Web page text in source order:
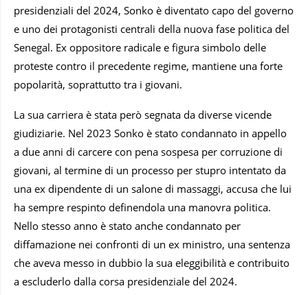
presidenziali del 2024, Sonko è diventato capo del governo
e uno dei protagonisti centrali della nuova fase politica del
Senegal. Ex oppositore radicale e figura simbolo delle
proteste contro il precedente regime, mantiene una forte
popolarità, soprattutto tra i giovani.
La sua carriera è stata però segnata da diverse vicende
giudiziarie. Nel 2023 Sonko è stato condannato in appello
a due anni di carcere con pena sospesa per corruzione di
giovani, al termine di un processo per stupro intentato da
una ex dipendente di un salone di massaggi, accusa che lui
ha sempre respinto definendola una manovra politica.
Nello stesso anno è stato anche condannato per
diffamazione nei confronti di un ex ministro, una sentenza
che aveva messo in dubbio la sua eleggibilità e contribuito
a escluderlo dalla corsa presidenziale del 2024.